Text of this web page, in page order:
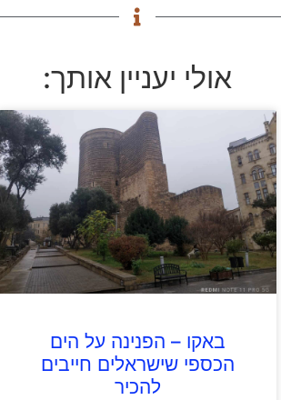
אולי יעניין אותך:
באקו – הפנינה על הים
הכספי שישראלים חייבים
להכיר